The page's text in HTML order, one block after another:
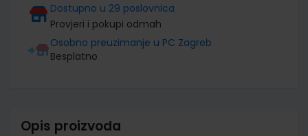
Dostupno u 29 poslovnica
Provjeri i pokupi odmah
Osobno preuzimanje u PC Zagreb
Besplatno
Opis proizvoda